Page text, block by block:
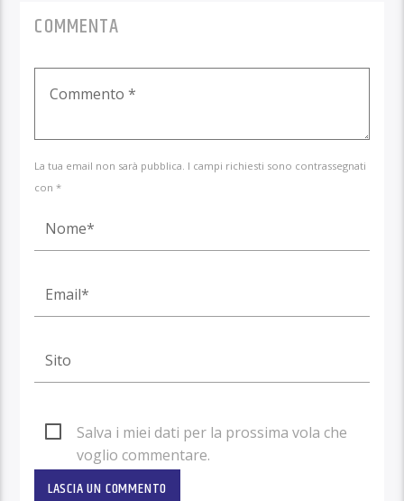
COMMENTA
La tua email non sarà pubblica. I campi richiesti sono contrassegnati
con *
Salva i miei dati per la prossima vola che
voglio commentare.